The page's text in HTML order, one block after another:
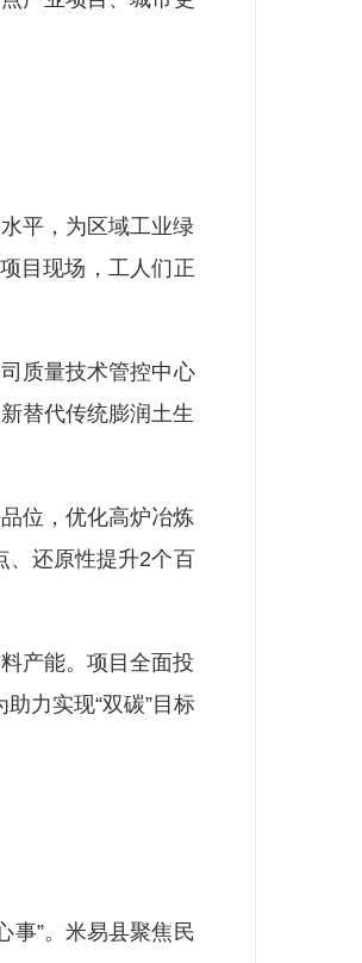
平，为区域工业绿
目现场，工人们正
质量技术管控中心
替代传统膨润土生
位，优化高炉冶炼
、还原性提升2个百
产能。项目全面投
力实现“双碳”目标
”。米易县聚焦民